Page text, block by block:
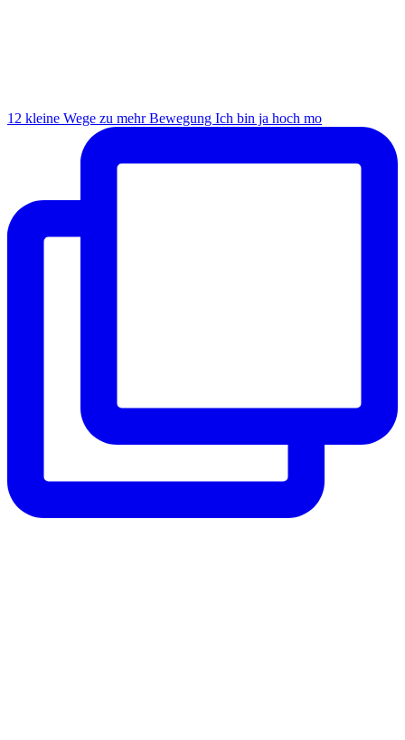
12 kleine Wege zu mehr Bewegung Ich bin ja hoch mo